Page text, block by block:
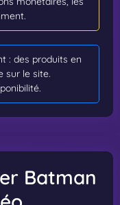
: des produits en
sur le site.
Batman